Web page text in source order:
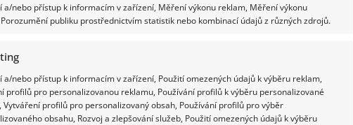
a/nebo přístup k informacím v zařízení, Měření výkonu reklam, Měření výkonu
publiku prostřednictvím statistik nebo kombinací údajů z různých zdrojů.
a/nebo přístup k informacím v zařízení, Použití omezených údajů k výběru reklam,
profilů pro personalizovanou reklamu, Používání profilů k výběru personalizované
Vytváření profilů pro personalizovaný obsah, Používání profilů pro výběr
obsahu, Rozvoj a zlepšování služeb, Použití omezených údajů k výběru